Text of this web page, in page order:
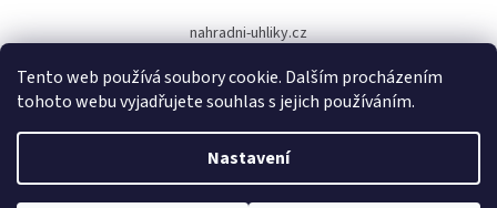
Tento web používá soubory cookie. Dalším procházením
tohoto webu vyjadřujete souhlas s jejich používáním.
Nastavení
nahradni-uhliky.cz